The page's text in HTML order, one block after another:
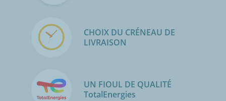
CHOIX DU CRÉNEAU DE
LIVRAISON
UN FIOUL DE QUALITÉ
TotalEnergies